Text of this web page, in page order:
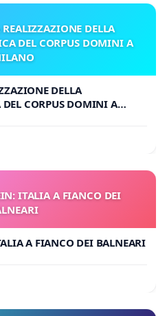
DELLA
DEL CORPUS DOMINI A
DELLA
DEL CORPUS DOMINI A
ITALIA A FIANCO DEI
A FIANCO DEI BALNEARI